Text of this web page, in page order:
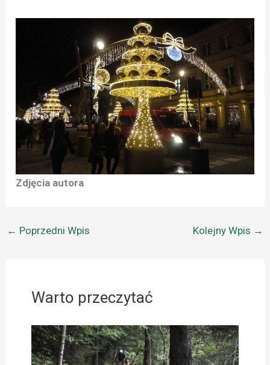
Zdjęcia autora
← Poprzedni Wpis Kolejny Wpis →
Warto przeczytać